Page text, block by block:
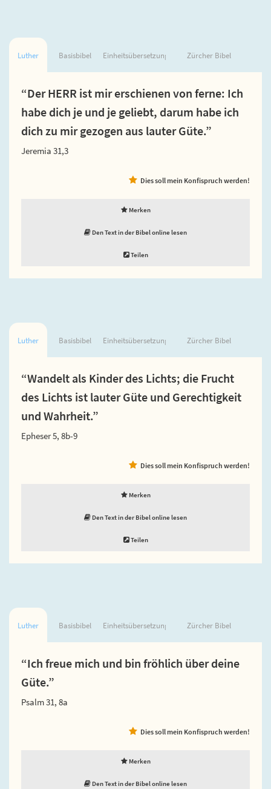
Luther Basisbibel Einheitsübersetzung Zürcher Bibel
“Der HERR ist mir erschienen von ferne: Ich
habe dich je und je geliebt, darum habe ich
dich zu mir gezogen aus lauter Güte.”
Jeremia 31,3
Dies soll mein Konfispruch werden!
Merken
Den Text in der Bibel online lesen
Teilen
Luther Basisbibel Einheitsübersetzung Zürcher Bibel
“Wandelt als Kinder des Lichts; die Frucht
des Lichts ist lauter Güte und Gerechtigkeit
und Wahrheit.”
Epheser 5, 8b-9
Dies soll mein Konfispruch werden!
Merken
Den Text in der Bibel online lesen
Teilen
Luther Basisbibel Einheitsübersetzung Zürcher Bibel
“Ich freue mich und bin fröhlich über deine
Güte.”
Psalm 31, 8a
Dies soll mein Konfispruch werden!
Merken
Den Text in der Bibel online lesen